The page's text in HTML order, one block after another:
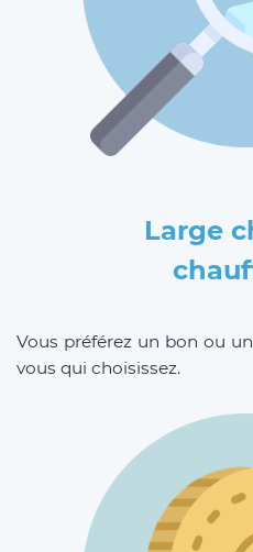
Large
Vous préférez un bon ou
vous qui choisissez.